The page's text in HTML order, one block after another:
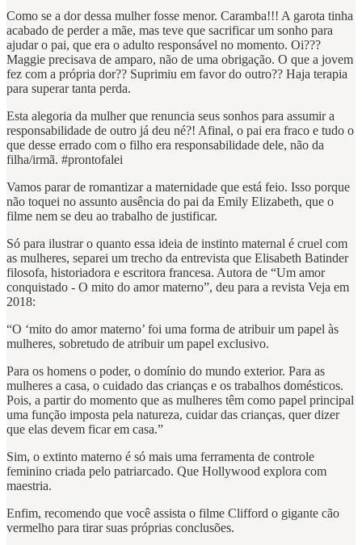
Como se a dor dessa mulher fosse menor. Caramba!!! A garota tinha
acabado de perder a mãe, mas teve que sacrificar um sonho para
ajudar o pai, que era o adulto responsável no momento. Oi???
Maggie precisava de amparo, não de uma obrigação. O que a jovem
fez com a própria dor?? Suprimiu em favor do outro?? Haja terapia
para superar tanta perda.
Esta alegoria da mulher que renuncia seus sonhos para assumir a
responsabilidade de outro já deu né?! Afinal, o pai era fraco e tudo o
que desse errado com o filho era responsabilidade dele, não da
filha/irmã. #prontofalei
Vamos parar de romantizar a maternidade que está feio. Isso porque
não toquei no assunto ausência do pai da Emily Elizabeth, que o
filme nem se deu ao trabalho de justificar.
Só para ilustrar o quanto essa ideia de instinto maternal é cruel com
as mulheres, separei um trecho da entrevista que Elisabeth Batinder
filosofa, historiadora e escritora francesa. Autora de “Um amor
conquistado - O mito do amor materno”, deu para a revista Veja em
2018:
“O ‘mito do amor materno’ foi uma forma de atribuir um papel às
mulheres, sobretudo de atribuir um papel exclusivo.
Para os homens o poder, o domínio do mundo exterior. Para as
mulheres a casa, o cuidado das crianças e os trabalhos domésticos.
Pois, a partir do momento que as mulheres têm como papel principal
uma função imposta pela natureza, cuidar das crianças, quer dizer
que elas devem ficar em casa.”
Sim, o extinto materno é só mais uma ferramenta de controle
feminino criada pelo patriarcado. Que Hollywood explora com
maestria.
Enfim, recomendo que você assista o filme Clifford o gigante cão
vermelho para tirar suas próprias conclusões.